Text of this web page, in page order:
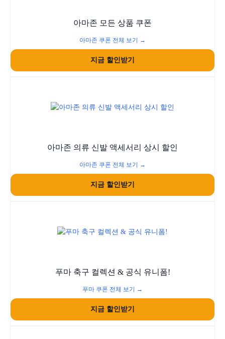
아마존 모든 상품 쿠폰
아마존 쿠폰 전체 보기 →
지금 할인받기
아마존 의류 신발 액세서리 상시 할인
아마존 쿠폰 전체 보기 →
지금 할인받기
푸마 축구 컬렉션 & 공식 유니폼!
푸마 쿠폰 전체 보기 →
지금 할인받기